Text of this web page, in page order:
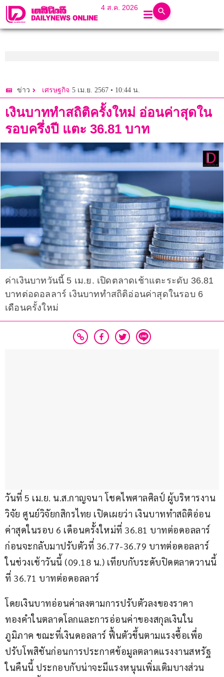
4 ส.ค. 2026
ข่าว เศรษฐกิจ 5 เม.ย. 2567 • 10:44 น.
เงินบาททำสถิติครั้งใหม่ อ่อนค่าสุดใน
รอบครึ่งปี แตะ 36.81 บาท
ค่าเงินบาทวันนี้ 5 เม.ย. เปิดตลาดเช้าแตะระดับ 36.81
บาทต่อดอลลาร์ เงินบาททำสถิติอ่อนค่าสุดในรอบ 6
เดือนครั้งใหม่
วันที่ 5 เม.ย. น.ส.กาญจนา โชคไพศาลศิลป์ ผู้บริหารงาน
วิจัย ศูนย์วิจัยกสิกรไทย เปิดเผยว่า เงินบาททำสถิติอ่อน
ค่าสุดในรอบ 6 เดือนครั้งใหม่ที่ 36.81 บาทต่อดอลลาร์
ก่อนจะกลับมาปรับตัวที่ 36.77-36.79 บาทต่อดอลลาร์
ในช่วงเช้าวันนี้ (09.18 น.) เทียบกับระดับปิดตลาดวานนี้
ที่ 36.71 บาทต่อดอลลาร์
โดยเงินบาทอ่อนค่าลงตามการปรับตัวลงของราคา
ทองคำในตลาดโลกและการอ่อนค่าของสกุลเงินใน
ภูมิภาค ขณะที่เงินดอลลาร์ ฟื้นตัวขึ้นตามแรงซื้อเพื่อ
ปรับโพสิชันก่อนการประกาศข้อมูลตลาดแรงงานสหรัฐ
ในคืนนี้ ประกอบกับน่าจะมีแรงหนุนเพิ่มเติมบางส่วน